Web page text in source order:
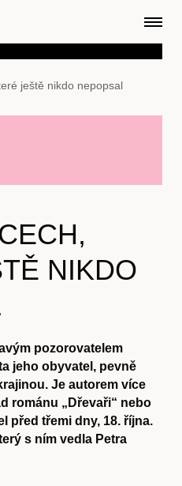
ještě nikdo nepopsal
NIKDO
pozorovatelem
jeho obyvatel, pevně
Je autorem více
románu „Dřevaři“ nebo
před třemi dny, 18. října.
s ním vedla Petra